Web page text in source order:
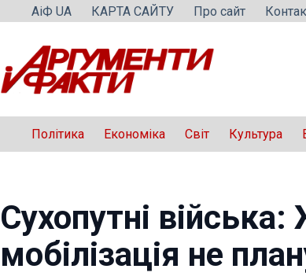
Перейти
вмісту
АіФ UA КАРТА САЙТУ Про сайт
Політика Економіка Світ Культура
Сухопутні війська:
мобілізація не